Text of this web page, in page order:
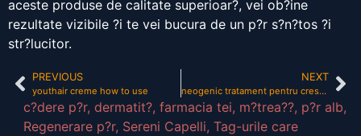
aceste produse de calitate superioar?, vei ob?ine
rezultate vizibile ?i te vei bucura de un p?r s?n?tos ?i
str?lucitor.
PREVIOUS
youthair creme how to use
NEXT
neogenic tratament pentru crestere capilara
c?dere p?r, dermatit?, farmacia tei, m?trea??, p?r alb,
Regenerare p?r, Sereni Capelli, Tag-urile care